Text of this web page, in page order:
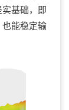
基础，即
能稳定输